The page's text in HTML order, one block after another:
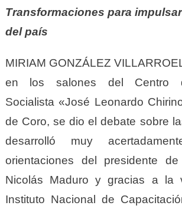
Transformaciones para
del país
MIRIAM GONZÁLEZ
en los salones del Centro
Socialista «José Leonardo
de Coro, se dio el debate sobre
desarrolló muy
orientaciones del presidente
Nicolás Maduro y gracias a la
Instituto Nacional de